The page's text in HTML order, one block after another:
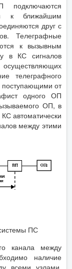
подключаются
к ближайшим
друг с
Телеграфные
к вызывным
в КС сигналов
телеграфного
поступающими от
одного ОП
ОП, в
автоматически
между этими
ПС
канала между
наличие